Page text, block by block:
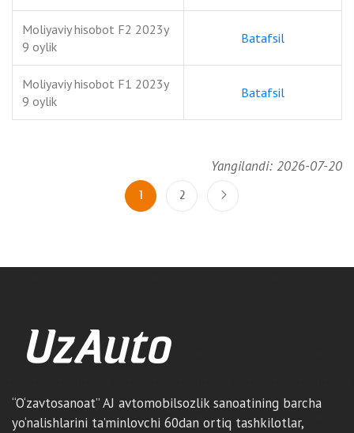
Moliyaviy hisobot F2 2023y
9 oylik
Batafsil
Moliyaviy hisobot F1 2023y
9 oylik
Batafsil
Yangilandi: 2026-07-20
1 2
“O‘zavtosanoat” AJ avtomobilsozlik sanoatining barcha
yo‘nalishlarini ta’minlovchi 60dan ortiq tashkilotlar,